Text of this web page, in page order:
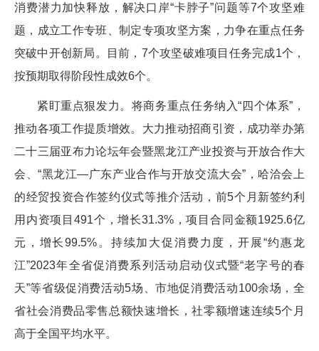
消费潜力加快释放，解决口岸“卡脖子”问题等7个攻坚难
题，成立工作专班、制定专项攻坚方案，力争在重点任务
突破中开创新局。目前，7个攻坚破难项目任务完成1个，
按预期取得阶段性成效6个。
紧盯重点狠发力。将商务重点任务纳入“四个体系”，
推动各项工作提质增效。大力推动招商引资，成功举办第
二十三届亚布力论坛年会暨黑龙江产业投资与开放合作大
会、“黑龙江—广东产业合作与开放交流大会”，哈洽会上
的经贸投资合作签约仪式等推介活动，前5个月新签约利
用内资项目491个，增长31.3%，项目合同金额1925.6亿
元，增长99.5%。持续加大促消费力度，开展“约惠龙
江”2023年全省促消费系列活动启动仪式暨“老字号的春
天”等省级促消费活动5场、市地促消费活动100余场，全
省社会消费品零售总额快速增长，社零额增速连续5个月
高于全国平均水平。